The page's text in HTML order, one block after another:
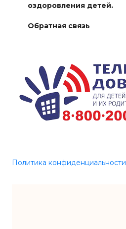
оздоровления детей.
Обратная связь
Политика конфиденциальности